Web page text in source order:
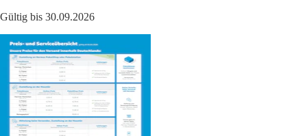
Gültig bis 30.09.2026